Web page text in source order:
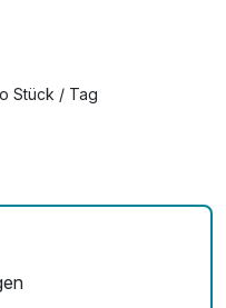
Stück / Tag